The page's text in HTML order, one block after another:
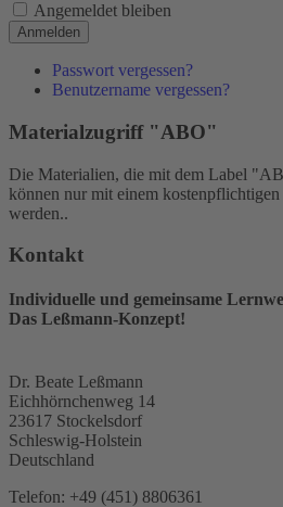
Angemeldet bleiben
Anmelden
Passwort vergessen?
Benutzername vergessen?
Materialzugriff "ABO"
Die Materialien, die mit dem Label
können nur mit einem kostenpflichtigen
werden..
Kontakt
Individuelle und gemeinsame
Das Leßmann-Konzept!
Dr. Beate Leßmann
Eichhörnchenweg 14
23617 Stockelsdorf
Schleswig-Holstein
Deutschland
Telefon: +49 (451) 8806361